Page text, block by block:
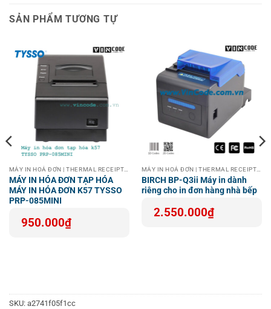
Thiết bị máy in hóa đơn nhiệt cầm tay không dây phù hợp
Ngành chuyển phát nhanh, bưu điện, giúp in phiếu gửi
hàng nhanh gọn.
Các kho vận, giúp quản lý hàng hóa bằng nhãn tem rõ
ràng, chính xác.
Logistics, tối ưu quy trình vận chuyển và giao nhận
bằng thông tin chính xác in ngay trên các đơn hàng.
Các ứng dụng trong chuỗi bán lẻ, siêu thị khi cần in
nhanh hóa đơn cho khách hàng.
Sự linh hoạt và khả năng tương thích với nhiều ứng dụng
và phần mềm vận chuyển phổ biến hiện nay giúp thiết bị
Tại Sao Nên Chọn Máy In Hóa Đơn Nhiệt?
SẢN PHẨM TƯƠNG TỰ
MÁY IN HOÁ ĐƠN | THERMAL RECEIPT PRINTER
MÁY IN HÓA ĐƠN TẠP HÓA
MÁY IN HÓA ĐƠN K57 TYSSO
PRP-085MINI
950.000₫
MÁY IN HOÁ ĐƠN | THERMAL RECEIPT PRINTER
BIRCH BP-Q3ii Máy in dành
riêng cho in đơn hàng nhà bếp
2.550.000₫
SKU: a2741f05f1cc